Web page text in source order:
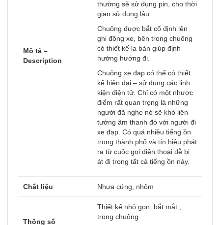
Mô tả –
Description
thường sẽ sử dụng pin, cho thời
gian sử dụng lâu
Chuông được bắt cố định lên
ghi đông xe, bên trong chuông
có thiết kế la bàn giúp định
hướng hướng đi.
Chuông xe đạp có thể có thiết
kế hiện đại – sử dụng các linh
kiện điện tử. Chỉ có một nhược
điểm rất quan trọng là những
người đã nghe nó sẽ khó liên
tưởng âm thanh đó với người đi
xe đạp. Có quá nhiều tiếng ồn
trong thành phố và tín hiệu phát
ra từ cuộc gọi điện thoại dễ bị
át đi trong tất cả tiếng ồn này.
Chất liệu Nhựa cứng, nhôm
Thông số
Thiết kế nhỏ gọn, bắt mắt ,
trong chuông